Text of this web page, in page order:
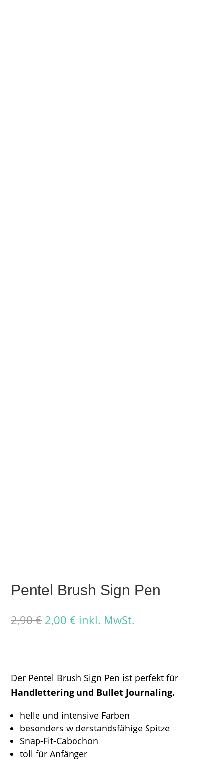
Pentel Brush Sign Pen
2,90€ Ursprünglicher
2,00€Aktueller
inkl. MwSt.
Der Pentel Brush Sign Pen ist perfekt für
Handlettering und Bullet Journaling.
helle und intensive Farben
besonders widerstandsfähige Spitze
Snap-Fit-Cabochon
toll für Anfänger